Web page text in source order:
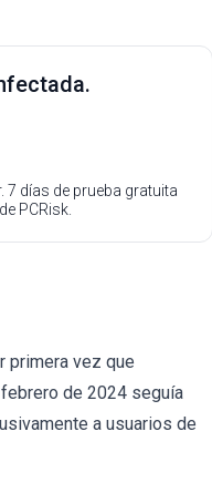
días de prueba gratuita
PCRisk.
primera vez que
de 2024 seguía
a usuarios de